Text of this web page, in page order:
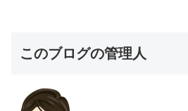
このブログの管理人